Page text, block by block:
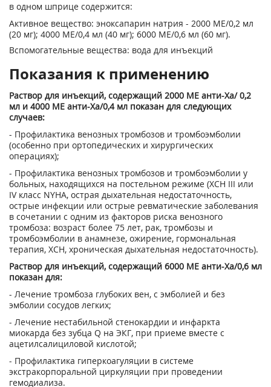
в одном шприце содержится:
Активное вещество: эноксапарин натрия - 2000 МЕ/0,2 мл
(20 мг); 4000 МЕ/0,4 мл (40 мг); 6000 МЕ/0,6 мл (60 мг).
Вспомогательные вещества: вода для инъекций
Показания к применению
Раствор для инъекций, содержащий 2000 ME анти-Ха/ 0,2
мл и 4000 ME анти-Ха/0,4 мл показан для следующих
случаев:
- Профилактика венозных тромбозов и тромбоэмболии
(особенно при ортопедических и хирургических
операциях);
- Профилактика венозных тромбозов и тромбоэмболии у
больных, находящихся на постельном режиме (ХСН III или
IV класс NYHA, острая дыхательная недостаточность,
острые инфекции или острые ревматические заболевания
в сочетании с одним из факторов риска венозного
тромбоза: возраст более 75 лет, рак, тромбозы и
тромбоэмболии в анамнезе, ожирение, гормональная
терапия, ХСН, хроническая дыхательная недостаточность).
Раствор для инъекций, содержащий 6000 ME анти-Ха/0,6 мл
показан для:
- Лечение тромбоза глубоких вен, с эмболией и без
эмболии сосудов легких;
- Лечение нестабильной стенокардии и инфаркта
миокарда без зубца Q на ЭКГ, при приеме вместе с
ацетилсалициловой кислотой;
- Профилактика гиперкоагуляции в системе
экстракорпоральной циркуляции при проведении
гемодиализа.